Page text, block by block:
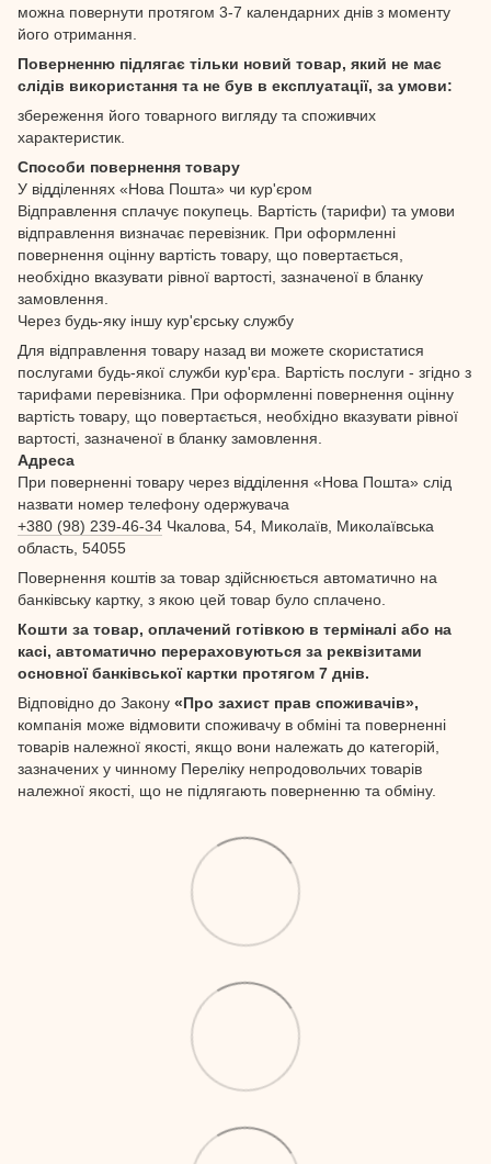
можна повернути протягом 3-7 календарних днів з моменту
його отримання.
Поверненню підлягає тільки новий товар, який не має
слідів використання та не був в експлуатації, за умови:
збереження його товарного вигляду та споживчих
характеристик.
Способи повернення товару
У відділеннях «Нова Пошта» чи кур'єром
Відправлення сплачує покупець. Вартість (тарифи) та умови
відправлення визначає перевізник. При оформленні
повернення оцінну вартість товару, що повертається,
необхідно вказувати рівної вартості, зазначеної в бланку
замовлення.
Через будь-яку іншу кур'єрську службу
Для відправлення товару назад ви можете скористатися
послугами будь-якої служби кур'єра. Вартість послуги - згідно з
тарифами перевізника. При оформленні повернення оцінну
вартість товару, що повертається, необхідно вказувати рівної
вартості, зазначеної в бланку замовлення.
Адреса
При поверненні товару через відділення «Нова Пошта» слід
назвати номер телефону одержувача
+380 (98) 239-46-34 Чкалова, 54, Миколаїв, Миколаївська
область, 54055
Повернення коштів за товар здійснюється автоматично на
банківську картку, з якою цей товар було сплачено.
Кошти за товар, оплачений готівкою в терміналі або на
касі, автоматично перераховуються за реквізитами
основної банківської картки протягом 7 днів.
Відповідно до Закону «Про захист прав споживачів»,
компанія може відмовити споживачу в обміні та поверненні
товарів належної якості, якщо вони належать до категорій,
зазначених у чинному Переліку непродовольчих товарів
належної якості, що не підлягають поверненню та обміну.